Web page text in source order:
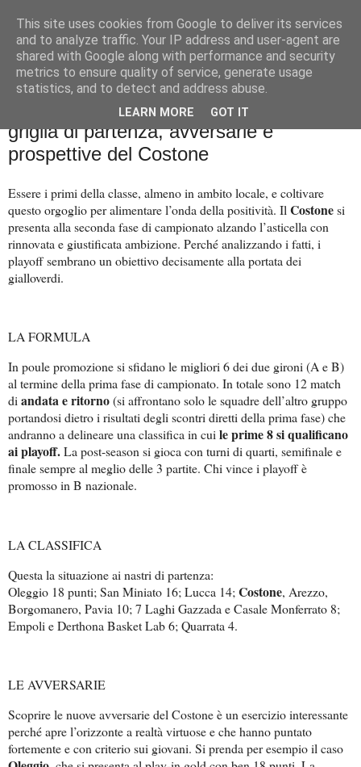
Palla al cerchio
giovedì 6 febbraio 2025
Guida alla poule promozione: formula,
griglia di partenza, avversarie e
prospettive del Costone
Essere i primi della classe, almeno in ambito locale, e coltivare
questo orgoglio per alimentare l’onda della positività. Il Costonesi
presenta alla seconda fase di campionato alzando l’asticella con
rinnovata e giustificata ambizione. Perché analizzando i fatti, i
playoff sembrano un obiettivo decisamente alla portata dei
gialloverdi.
LA FORMULA
In poule promozione si sfidano le migliori 6 dei due gironi (A e B)
al termine della prima fase di campionato. In totale sono 12 match
diandata e ritorno(si affrontano solo le squadre dell’altro gruppo
portandosi dietro i risultati degli scontri diretti della prima fase) che
andranno a delineare una classifica in cuile prime 8 si qualificano
ai playoff.La post-season si gioca con turni di quarti, semifinale e
finale sempre al meglio delle 3 partite. Chi vince i playoff è
promosso in B nazionale.
LA CLASSIFICA
Questa la situazione ai nastri di partenza:
Oleggio 18 punti; San Miniato 16; Lucca 14; Costone, Arezzo,
Borgomanero, Pavia 10; 7 Laghi Gazzada e Casale Monferrato 8;
Empoli e Derthona Basket Lab 6; Quarrata 4.
LE AVVERSARIE
Scoprire le nuove avversarie del Costone è un esercizio interessante
perché apre l’orizzonte a realtà virtuose e che hanno puntato
fortemente e con criterio sui giovani. Si prenda per esempio il caso
This site uses cookies from Google to deliver its services
and to analyze traffic. Your IP address and user-agent are
shared with Google along with performance and security
metrics to ensure quality of service, generate usage
statistics, and to detect and address abuse.
LEARN MORE GOT IT